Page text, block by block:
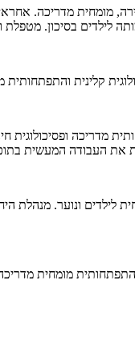
מומחית מדריכה.
לילדים בסיכון. מטפלת
קלינית
מדריכה
לילדים ונוער. מנהלת
התפתחותית מומחית